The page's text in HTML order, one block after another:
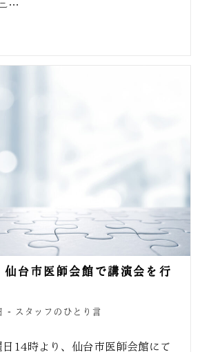
…
台市医師会館で講演会を行
スタッフのひとり言
14時より、仙台市医師会館にて